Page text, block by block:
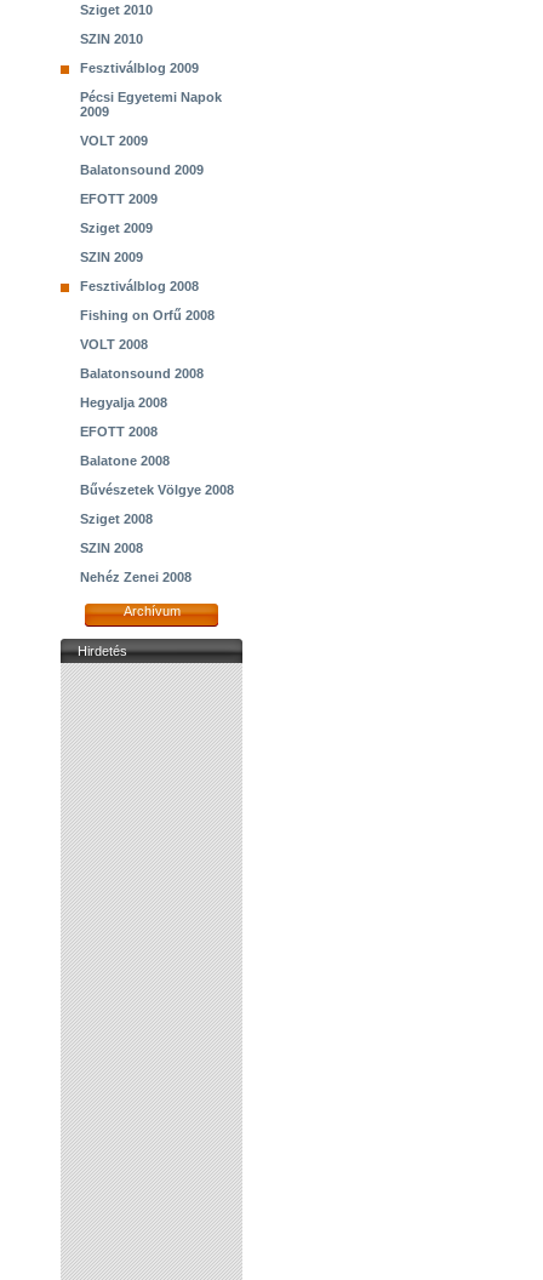
Sziget 2010
SZIN 2010
Fesztiválblog 2009
Pécsi Egyetemi Napok
2009
VOLT 2009
Balatonsound 2009
EFOTT 2009
Sziget 2009
SZIN 2009
Fesztiválblog 2008
Fishing on Orfű 2008
VOLT 2008
Balatonsound 2008
Hegyalja 2008
EFOTT 2008
Balatone 2008
Bűvészetek Völgye 2008
Sziget 2008
SZIN 2008
Nehéz Zenei 2008
Archívum
Hirdetés